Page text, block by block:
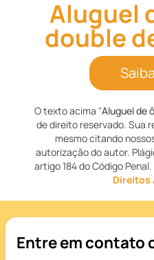
Aluguel
double
O texto acima "Aluguel de
de direito reservado. Sua
mesmo citando
autorização do autor.
artigo 184 do Código Penal.
Direitos
Entre em contato